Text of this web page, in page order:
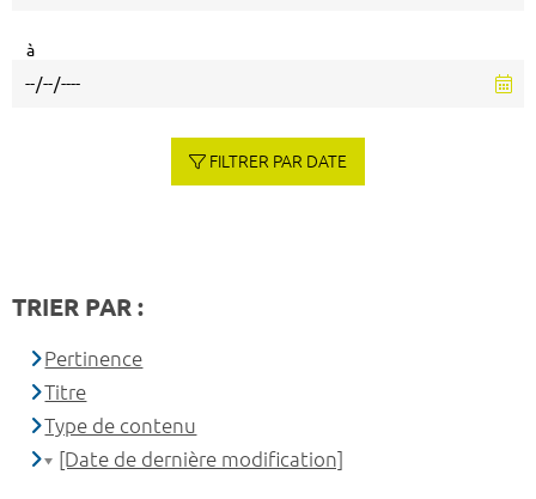
à
FILTRER PAR DATE
TRIER PAR :
Pertinence
Titre
Type de contenu
[Date de dernière modification]